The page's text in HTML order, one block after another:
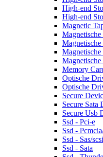
High-end
High-end
Magnetic
Memory
Optische
Optische
Secure
Secure Sata
Secure Usb
Ssd - Pci-e
Ssd -
Ssd - Sas/scsi
Ssd - Sata